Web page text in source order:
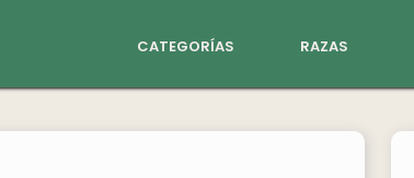
categorías razas